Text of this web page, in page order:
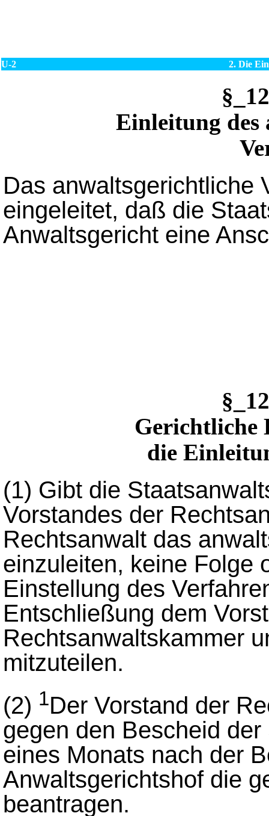
U-2 2. Die
Einleitung des
Das anwaltsgerichtliche
eingeleitet, daß die
Anwaltsgericht eine
Gerichtliche
die
(1) Gibt die
Vorstandes der
Rechtsanwalt das
einzuleiten, keine Folge
Einstellung des
Entschließung dem
Rechtsanwaltskammer
mitzuteilen.
(2) 1Der Vorstand der
gegen den Bescheid
eines Monats nach der
Anwaltsgerichtshof die
beantragen.